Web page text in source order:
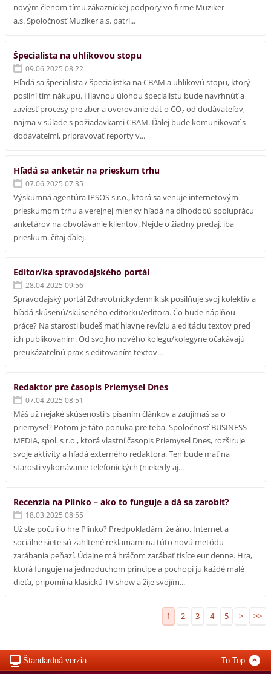
novým členom tímu zákazníckej podpory vo firme Muziker
a.s. Spoločnosť Muziker a.s. patrí...
Špecialista na uhlíkovou stopu
09.06.2025 08:22
Hľadá sa špecialista / špecialistka na CBAM a uhlíkovú stopu, ktorý
posilní tím nákupu. Hlavnou úlohou špecialistu bude navrhnúť a
zaviesť procesy pre zber a overovanie dát o CO₂ od dodávateľov,
najmä v súlade s požiadavkami CBAM. Ďalej bude komunikovať s
dodávateľmi, pripravovať reporty v...
Hľadá sa anketár na prieskum trhu
07.06.2025 07:35
Výskumná agentúra IPSOS s.r.o., ktorá sa venuje internetovým
prieskumom trhu a verejnej mienky hľadá na dlhodobú spoluprácu
anketárov na obvolávanie klientov. Nejde o žiadny predaj, iba
prieskum. čítaj ďalej.
Editor/ka spravodajského portál
28.04.2025 09:56
Spravodajský portál Zdravotníckydenník.sk posilňuje svoj kolektív a
hľadá skúsenú/skúseného editorku/editora. Čo bude náplňou
práce? Na starosti budeš mať hlavne revíziu a editáciu textov pred
ich publikovaním. Od svojho nového kolegu/kolegyne očakávajú
preukázateľnú prax s editovaním textov...
Redaktor pre časopis Priemysel Dnes
07.04.2025 08:51
Máš už nejaké skúsenosti s písaním článkov a zaujímaš sa o
priemysel? Potom je táto ponuka pre teba. Spoločnosť BUSINESS
MEDIA, spol. s r.o., ktorá vlastní časopis Priemysel Dnes, rozširuje
svoje aktivity a hľadá externého redaktora. Ten bude mať na
starosti vykonávanie telefonických (niekedy aj...
Recenzia na Plinko – ako to funguje a dá sa zarobiť?
18.03.2025 08:55
Už ste počuli o hre Plinko? Predpokladám, že áno. Internet a
sociálne siete sú zahltené reklamami na túto novú metódu
zarábania peňazí. Údajne má hráčom zarábať tisíce eur denne. Hra,
ktorá funguje na jednoduchom princípe a pochopí ju každé malé
dieťa, pripomína klasickú TV show a žije svojím...
1 2 3 4 5 > >>
Štandardná verzia To Top